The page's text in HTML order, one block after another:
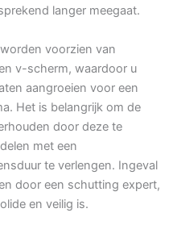
langer meegaat.
voorzien van
v-scherm, waardoor u
aangroeien voor een
Het is belangrijk om de
door deze te
met een
te verlengen. Ingeval
door een schutting expert,
en veilig is.